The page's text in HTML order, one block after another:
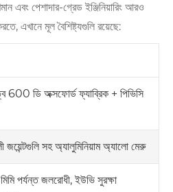
এবং পেশাদার-গ্রেড ইঞ্জিনিয়ারিং আরও
এখানে মূল বৈশিষ্ট্যগুলি রয়েছে:
600 ডি অক্সফোর্ড ফ্যাব্রিক + পিভিসি
জয়েন্টগুলি সহ অ্যালুমিনিয়াম অ্যালো মেরু
পর্যন্ত জলরোধী, ইউভি সুরক্ষা